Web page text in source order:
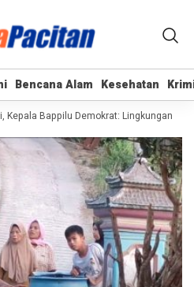
Bencana Alam Kesehatan
Bencana Alam Kesehatan
Bappilu Demokrat: Lingkungan